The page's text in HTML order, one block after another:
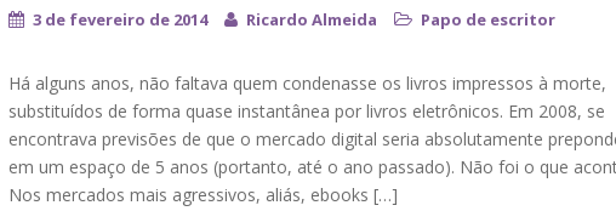
3 de fevereiro de 2014 Ricardo Almeida Papo de escritor
Há alguns anos, não faltava quem condenasse os livros impressos à morte,
substituídos de forma quase instantânea por livros eletrônicos. Em 2008, se
encontrava previsões de que o mercado digital seria absolutamente
em um espaço de 5 anos (portanto, até o ano passado). Não foi o que
Nos mercados mais agressivos, aliás, ebooks […]